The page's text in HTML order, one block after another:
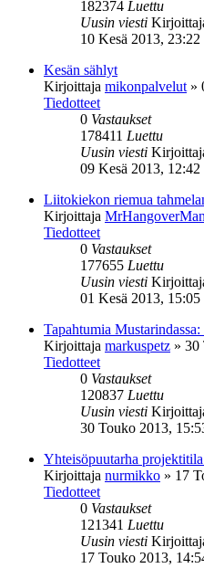
182374 Luettu
Uusin viesti
10 Kesä 2013, 23:22
Kesän sählyt
Kirjoittaja mikonpalvelut »
Tiedotteet
0 Vastaukset
178411 Luettu
Uusin viesti
09 Kesä 2013, 12:42
Liitokiekon riemua
Kirjoittaja MrHangoverMan
Tiedotteet
0 Vastaukset
177655 Luettu
Uusin viesti
01 Kesä 2013, 15:05
Tapahtumia
Kirjoittaja markuspetz » 30
Tiedotteet
0 Vastaukset
120837 Luettu
Uusin viesti
30 Touko 2013,
Yhteisöpuutarha
Kirjoittaja nurmikko » 17
Tiedotteet
0 Vastaukset
121341 Luettu
Uusin viesti
17 Touko 2013,